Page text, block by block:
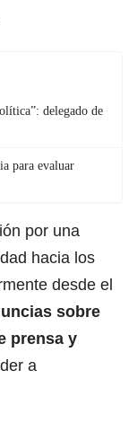
delegado de
para evaluar
por una
hacia los
desde el
sobre
prensa y
a